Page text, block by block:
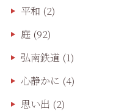
平和 (2)
庭(92)
弘南鉄道 (1)
心静かに (4)
思い出 (2)